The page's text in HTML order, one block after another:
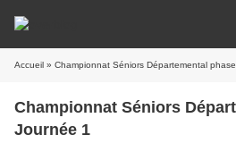
Accueil » Championnat Séniors Départemental
Championnat Séniors
Journée 1